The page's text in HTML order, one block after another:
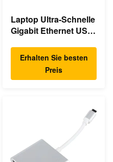
Laptop Ultra-Schnelle
Gigabit Ethernet USB
Erhalten Sie besten
Preis